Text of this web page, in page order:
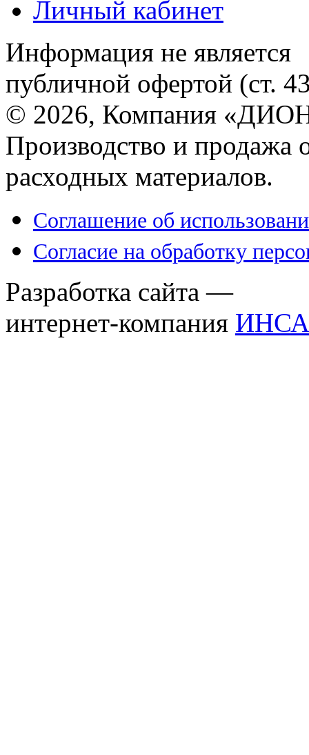
Личный кабинет
Информация не является
публичной офертой (ст.
© 2026, Компания
Производство и продажа
расходных материалов.
Соглашение об
Согласие на обработку
Разработка сайта —
интернет-компания